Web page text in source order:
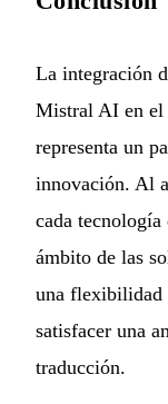
La integración
Mistral AI en el
representa un
innovación. Al
cada
ámbito de las
una flexibilidad
satisfacer una
traducción.